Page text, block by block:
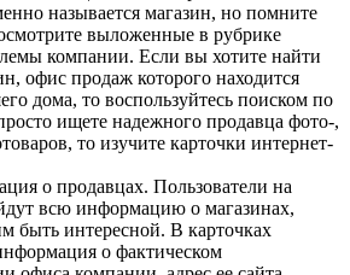
называется магазин, но помните
выложенные в рубрике
компании. Если вы хотите найти
офис продаж которого находится
дома, то воспользуйтесь поиском по
ищете надежного продавца фото-,
то изучите карточки интернет-
о продавцах. Пользователи на
всю информацию о магазинах,
быть интересной. В карточках
о фактическом